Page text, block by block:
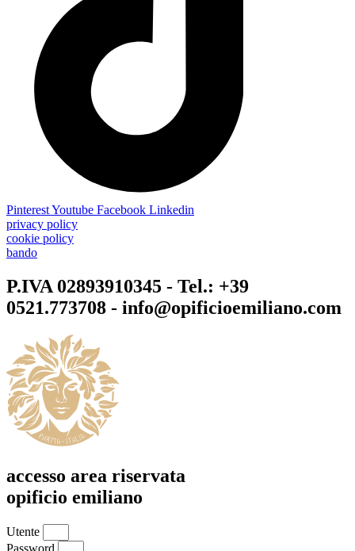
PinterestYoutube Facebook Linkedin
privacy policy
cookie policy
bando
P.IVA 02893910345 - Tel.: +39
0521.773708 - info@opificioemiliano.com
accesso area riservata
opificio emiliano
Utente
Password